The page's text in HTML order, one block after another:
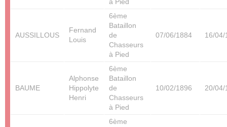
à Pied
AUSSILLOUS
Fernand
Louis
6ème
Bataillon
de
Chasseurs
à Pied
07/06/1884 16/04/
BAUME
Alphonse
Hippolyte
Henri
6ème
Bataillon
de
Chasseurs
à Pied
10/02/1896 20/04/
6ème